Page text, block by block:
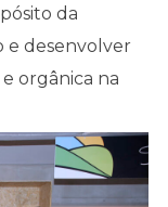
da
e desenvolver
orgânica na